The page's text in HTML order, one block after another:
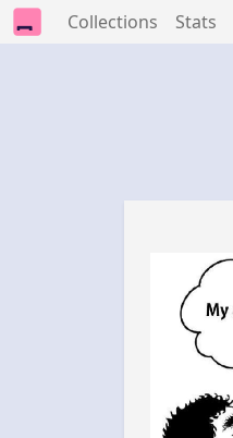
Collections Stats